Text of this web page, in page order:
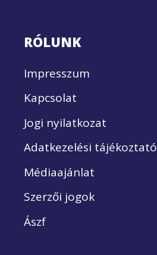
RÓLUNK
Impresszum
Kapcsolat
Jogi nyilatkozat
Adatkezelési tájékoztató
Médiaajánlat
Szerzői jogok
Ászf